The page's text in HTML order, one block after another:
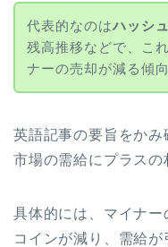
代表的なのはハッシ
残高推移などで、こ
ナーの売却が減る傾向
英語記事の要旨をか
市場の需給にプラスの
具体的には、マイナ
コインが減り、需給が